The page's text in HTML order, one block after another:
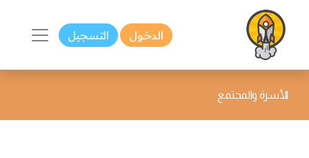
الدخول التسجيل
الأسرة والمجتمع